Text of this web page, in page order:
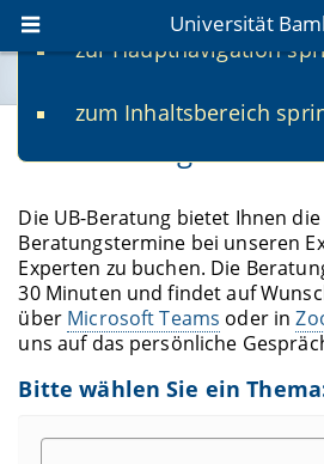
zur Hauptnavigation
zum Inhaltsbereich
Universität
www.uni-
fis.uni-
UB-Beratung
Die UB-Beratung bietet Ihnen
Beratungstermine bei unseren
Experten zu buchen. Die
30 Minuten und findet auf
über Microsoft Teams oder in
uns auf das persönliche
Bitte wählen Sie ein